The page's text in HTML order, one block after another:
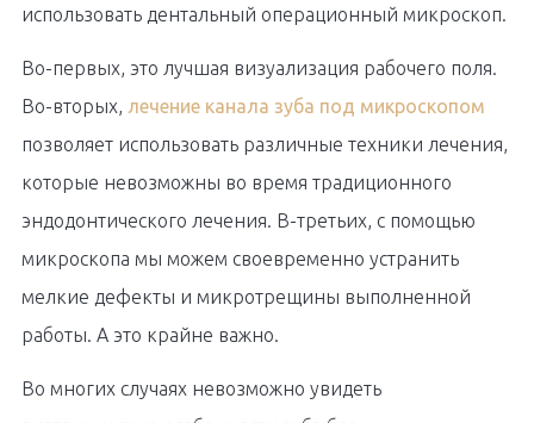
использовать дентальный операционный микроскоп.
Во-первых, это лучшая визуализация рабочего поля.
Во-вторых,
лечение канала зуба под микроскопом
позволяет использовать различные техники лечения,
которые невозможны во время традиционного
эндодонтического лечения. В-третьих, с помощью
микроскопа мы можем своевременно устранить
мелкие дефекты и микротрещины выполненной
работы. А это крайне важно.
Во многих случаях невозможно увидеть